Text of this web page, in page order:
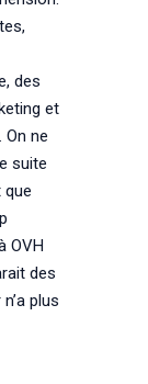
des
et
On ne
suite
que
OVH
des
plus